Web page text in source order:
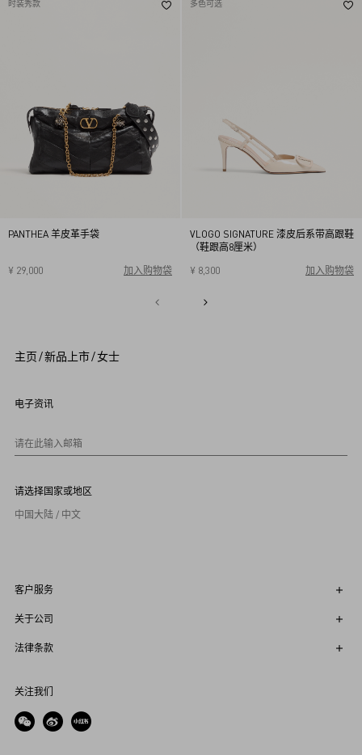
时装秀款
PANTHEA 羊皮革手袋
¥ 29,000 加入购物袋 34
36
39
多色可选
VLOGO SIGNATURE 漆皮后系带高跟鞋
（鞋跟高8厘米）
¥ 8,300
加入购物袋
主页/新品上市/女士
电子资讯
请在此输入邮箱
请选择国家或地区
中国大陆 / 中文
客户服务
关于公司
法律条款
关注我们